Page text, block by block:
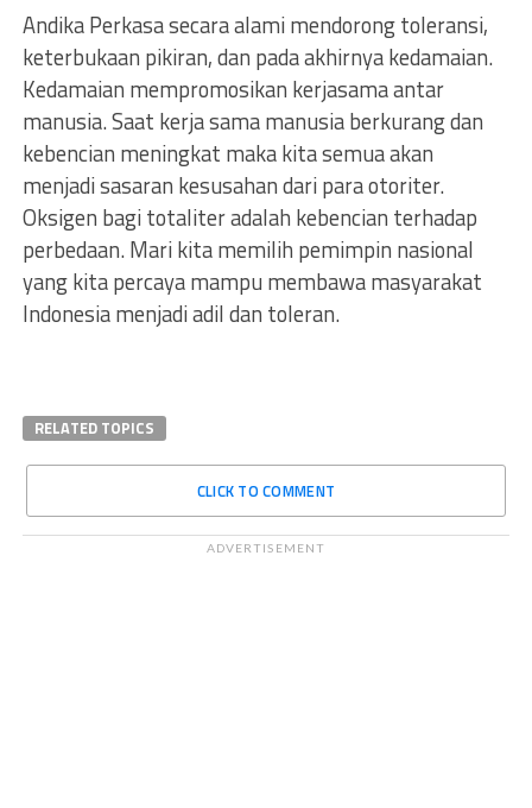
Andika Perkasa secara alami mendorong toleransi,
keterbukaan pikiran, dan pada akhirnya kedamaian.
Kedamaian mempromosikan kerjasama antar
manusia. Saat kerja sama manusia berkurang dan
kebencian meningkat maka kita semua akan
menjadi sasaran kesusahan dari para otoriter.
Oksigen bagi totaliter adalah kebencian terhadap
perbedaan. Mari kita memilih pemimpin nasional
yang kita percaya mampu membawa masyarakat
Indonesia menjadi adil dan toleran.
RELATED TOPICS
CLICK TO COMMENT
ADVERTISEMENT